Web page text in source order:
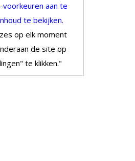
aan te
te bekijken.
op elk moment
de site op
te klikken."